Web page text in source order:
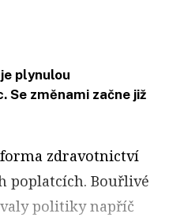
plynulou
změnami začne již
zdravotnictví
poplatcích. Bouřlivé
politiky napříč